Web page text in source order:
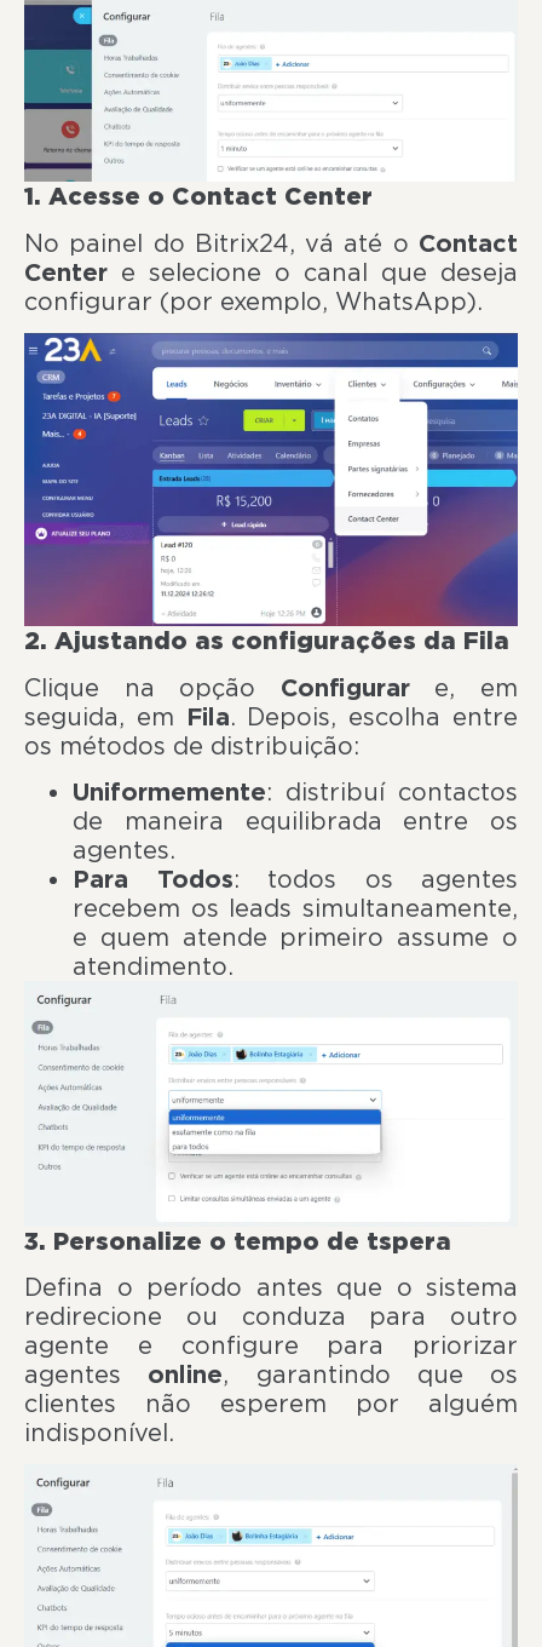
1. Acesse o Contact Center
No painel do Bitrix24, vá até o Contact
Center e selecione o canal que deseja
configurar (por exemplo, WhatsApp).
2. Ajustando as configurações da Fila
Clique na opção Configurare, em
seguida, em Fila. Depois, escolha entre
os métodos de distribuição:
Uniformemente: distribuí contactos
de maneira equilibrada entre os
agentes.
Para Todos: todos os agentes
recebem os leads simultaneamente,
e quem atende primeiro assume o
atendimento.
3. Personalize o tempo de tspera
Defina o período antes que o sistema
redirecione ou conduza para outro
agente e configure para priorizar
agentes online, garantindo que os
clientes não esperem por alguém
indisponível.